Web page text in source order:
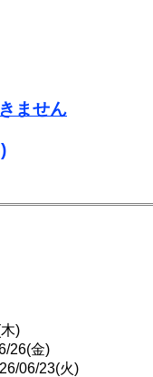
ません
)
26(金)
06/23(火)